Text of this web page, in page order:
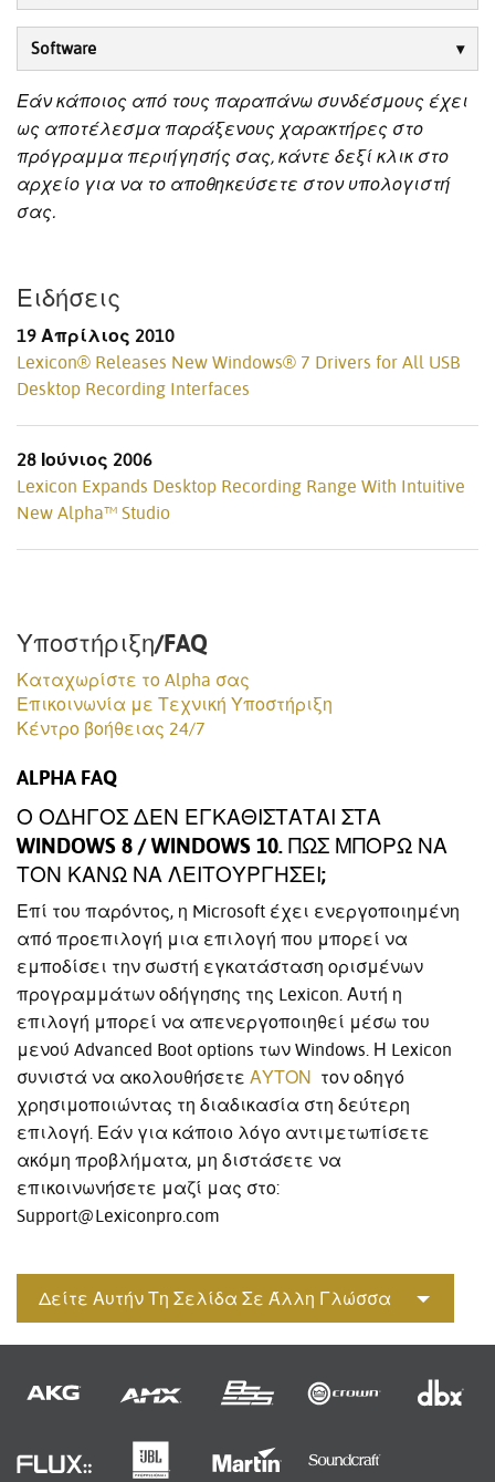
Software
Εάν κάποιος από τους παραπάνω συνδέσμους έχει
ως αποτέλεσμα παράξενους χαρακτήρες στο
πρόγραμμα περιήγησής σας, κάντε δεξί κλικ στο
αρχείο για να το αποθηκεύσετε στον υπολογιστή
σας.
Ειδήσεις
19 Απρίλιος 2010
Lexicon® Releases New Windows® 7 Drivers for All USB
Desktop Recording Interfaces
28 Ιούνιος 2006
Lexicon Expands Desktop Recording Range With Intuitive
New Alpha™ Studio
Υποστήριξη/FAQ
Καταχωρίστε το Alpha σας
Επικοινωνία με Τεχνική Υποστήριξη
Κέντρο βοήθειας 24/7
ALPHA FAQ
Ο ΟΔΗΓΌΣ ΔΕΝ ΕΓΚΑΘΊΣΤΑΤΑΙ ΣΤΑ
WINDOWS 8 / WINDOWS 10. ΠΏΣ ΜΠΟΡΏ ΝΑ
ΤΟΝ ΚΆΝΩ ΝΑ ΛΕΙΤΟΥΡΓΉΣΕΙ;
Επί του παρόντος, η Microsoft έχει ενεργοποιημένη
από προεπιλογή μια επιλογή που μπορεί να
εμποδίσει την σωστή εγκατάσταση ορισμένων
προγραμμάτων οδήγησης της Lexicon. Αυτή η
επιλογή μπορεί να απενεργοποιηθεί μέσω του
μενού Advanced Boot options των Windows. Η Lexicon
συνιστά να ακολουθήσετε ΑΥΤΟΝ τον οδηγό
χρησιμοποιώντας τη διαδικασία στη δεύτερη
επιλογή. Εάν για κάποιο λόγο αντιμετωπίσετε
ακόμη προβλήματα, μη διστάσετε να
επικοινωνήσετε μαζί μας στο:
Support@Lexiconpro.com
Δείτε Αυτήν Τη Σελίδα Σε Άλλη Γλώσσα